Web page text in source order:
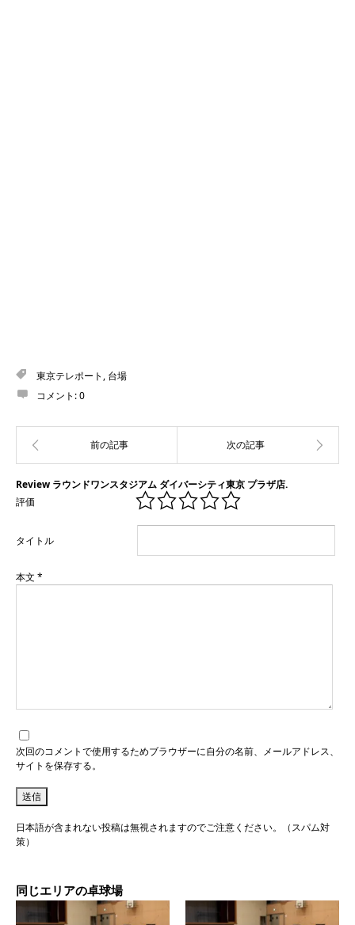
東京テレポート , 台場
コメント:0
Review ラウンドワンスタジアム ダイバーシティ東京 プラザ店.
評価
タイトル
本文 *
次回のコメントで使用するためブラウザーに自分の名前、メールアドレス、
サイトを保存する。
日本語が含まれない投稿は無視されますのでご注意ください。（スパム対
策）
同じエリアの卓球場